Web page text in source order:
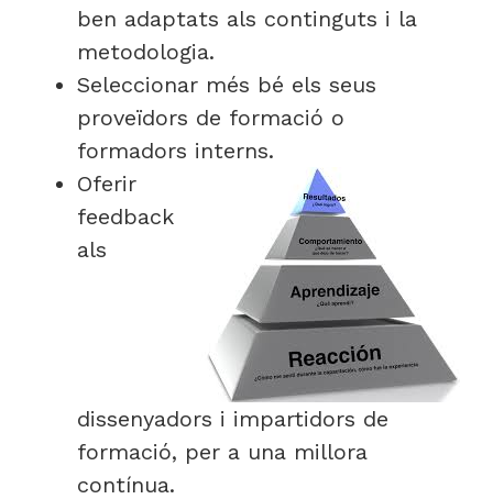
ben adaptats als continguts i la
metodologia.
Seleccionar més bé els seus
proveïdors de formació o
formadors interns.
Oferir
feedback
als
dissenyadors i impartidors de
formació, per a una millora
contínua.